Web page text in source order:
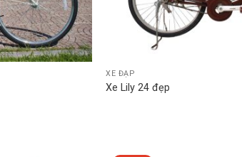
XE ĐẠP
Xe Lily 24 đẹp